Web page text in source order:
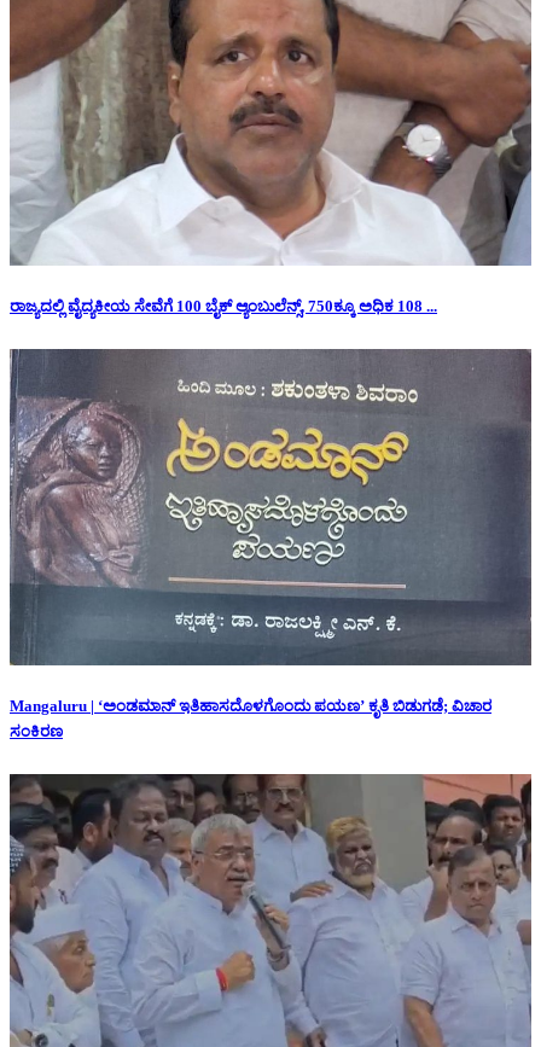
ರಾಜ್ಯದಲ್ಲಿ ವೈದ್ಯಕೀಯ ಸೇವೆಗೆ 100 ಬೈಕ್ ಆ್ಯಂಬುಲೆನ್ಸ್, 750ಕ್ಕೂ ಅಧಿಕ 108 ...
Mangaluru | ‘ಅಂಡಮಾನ್ ಇತಿಹಾಸದೊಳಗೊಂದು ಪಯಣ’ ಕೃತಿ ಬಿಡುಗಡೆ; ವಿಚಾರ
ಸಂಕಿರಣ